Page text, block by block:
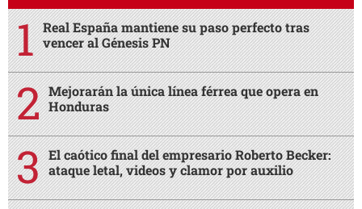
Real España mantiene su paso perfecto tras
vencer al Génesis PN
Mejorarán la única línea férrea que opera en
Honduras
El caótico final del empresario Roberto Becker:
ataque letal, videos y clamor por auxilio